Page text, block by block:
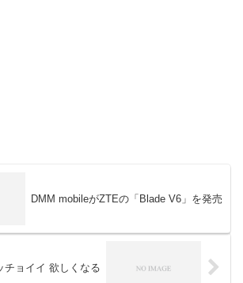
DMM mobileがZTEの「Blade V6」を発売
チョイイ 欲しくなる